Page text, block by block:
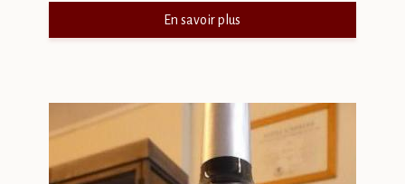
En savoir plus